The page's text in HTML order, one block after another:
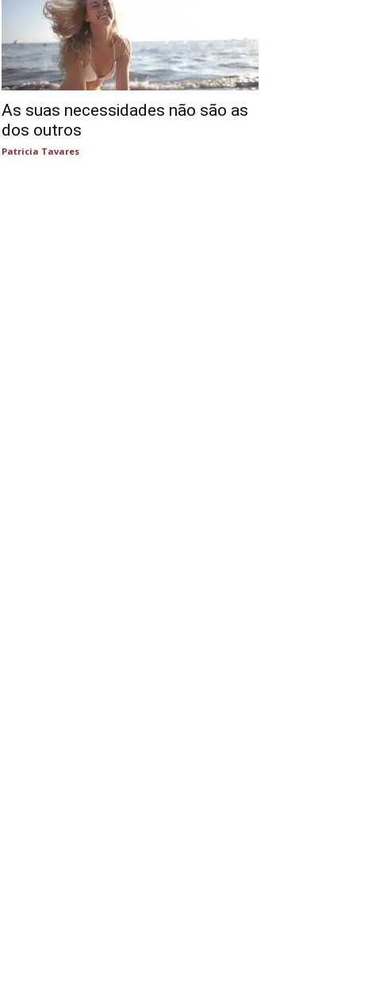
As suas necessidades não são as
dos outros
Patricia Tavares